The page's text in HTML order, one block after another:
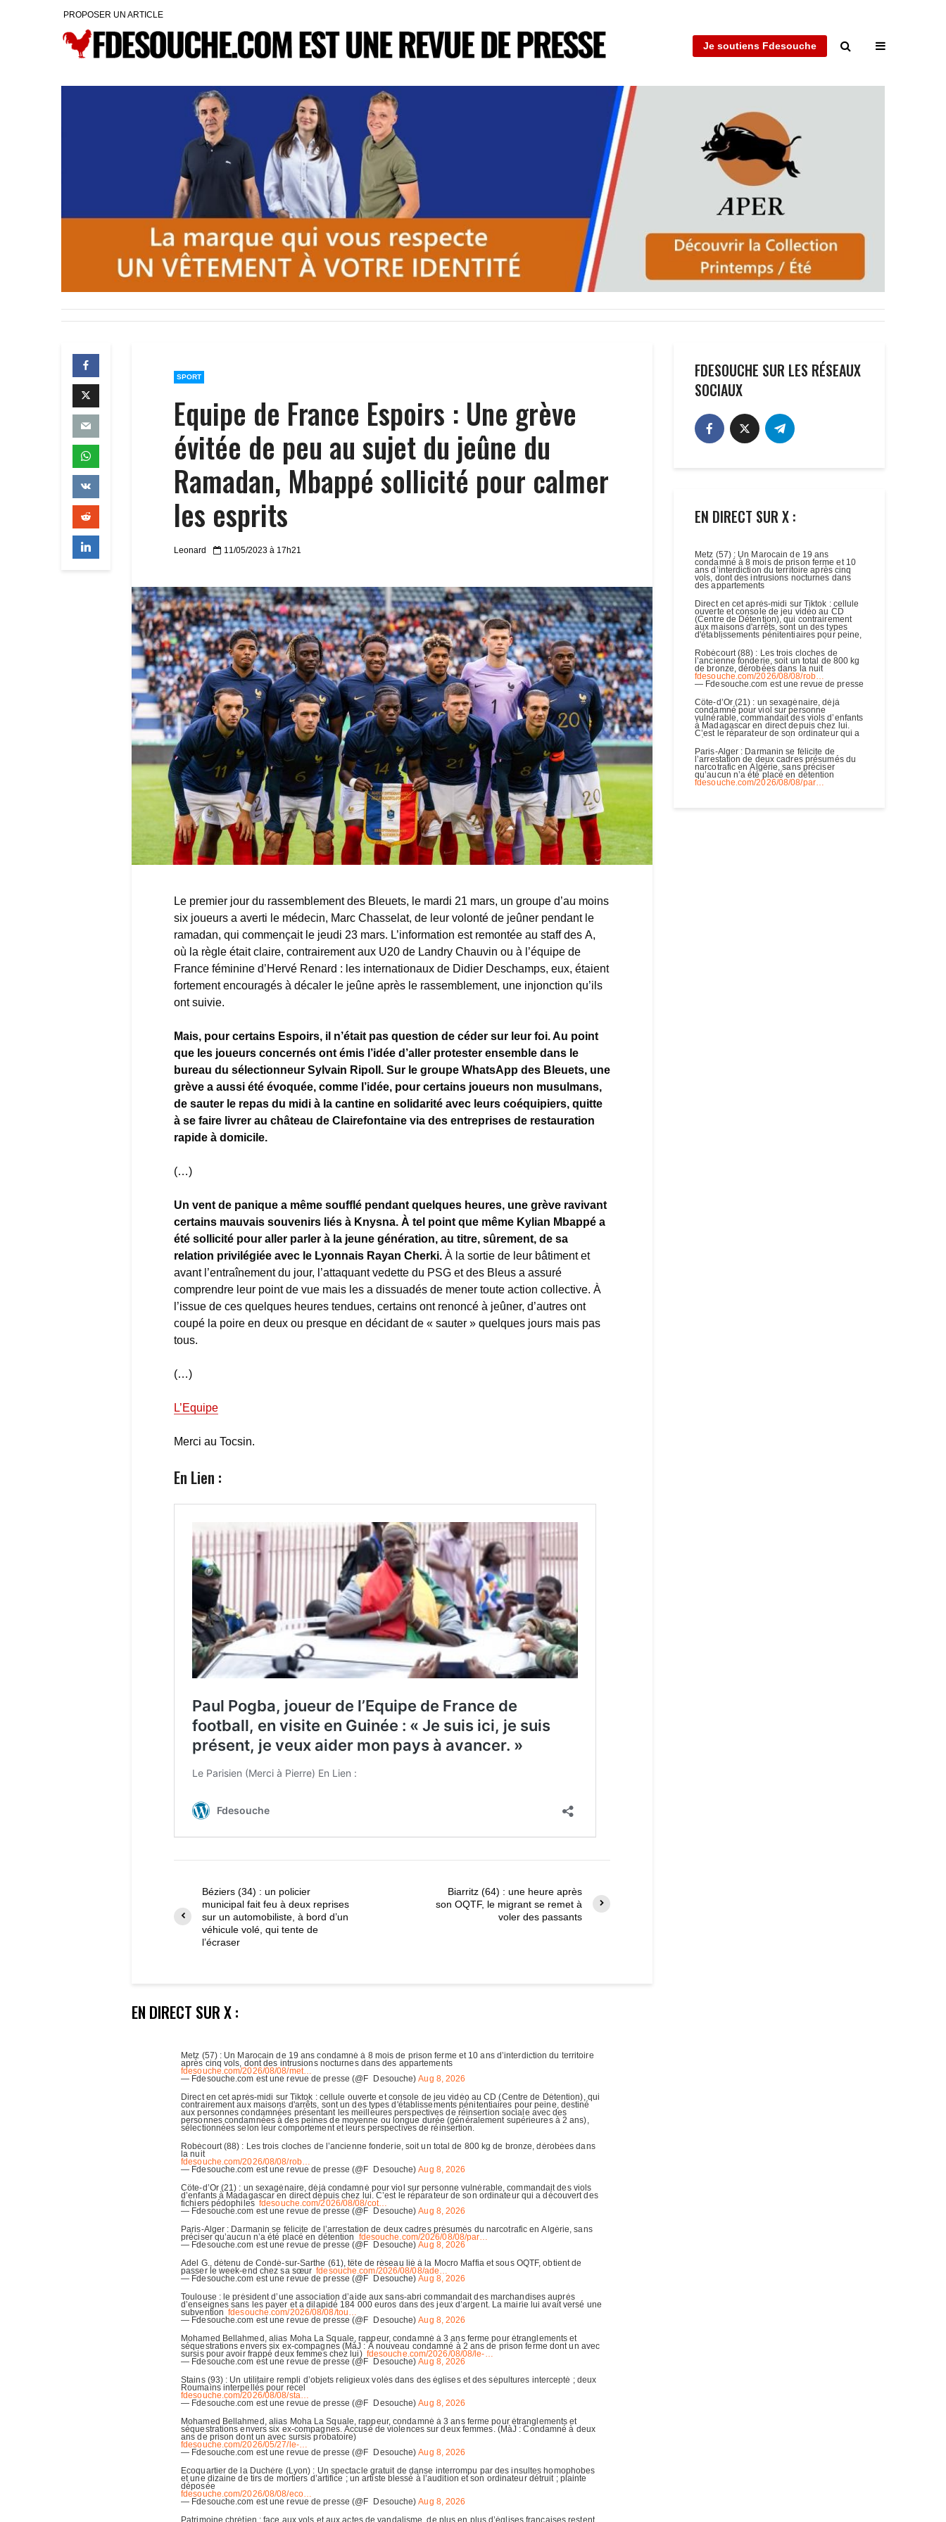
PROPOSER UN ARTICLE
Je soutiens Fdesouche
SPORT
Equipe de France Espoirs : Une grève
évitée de peu au sujet du jeûne du
Ramadan, Mbappé sollicité pour calmer
les esprits
Leonard 11/05/2023 à 17h21
Le premier jour du rassemblement des Bleuets, le mardi 21 mars, un groupe d’au moins
six joueurs a averti le médecin, Marc Chasselat, de leur volonté de jeûner pendant le
ramadan, qui commençait le jeudi 23 mars. L’information est remontée au staff des A,
où la règle était claire, contrairement aux U20 de Landry Chauvin ou à l’équipe de
France féminine d’Hervé Renard : les internationaux de Didier Deschamps, eux, étaient
fortement encouragés à décaler le jeûne après le rassemblement, une injonction qu’ils
ont suivie.
Mais, pour certains Espoirs, il n’était pas question de céder sur leur foi. Au point
que les joueurs concernés ont émis l’idée d’aller protester ensemble dans le
bureau du sélectionneur Sylvain Ripoll. Sur le groupe WhatsApp des Bleuets, une
grève a aussi été évoquée, comme l’idée, pour certains joueurs non musulmans,
de sauter le repas du midi à la cantine en solidarité avec leurs coéquipiers, quitte
à se faire livrer au château de Clairefontaine via des entreprises de restauration
rapide à domicile.
(…)
Un vent de panique a même soufflé pendant quelques heures, une grève ravivant
certains mauvais souvenirs liés à Knysna. À tel point que même Kylian Mbappé a
été sollicité pour aller parler à la jeune génération, au titre, sûrement, de sa
relation privilégiée avec le Lyonnais Rayan Cherki. À la sortie de leur bâtiment et
avant l’entraînement du jour, l’attaquant vedette du PSG et des Bleus a assuré
comprendre leur point de vue mais les a dissuadés de mener toute action collective. À
l’issue de ces quelques heures tendues, certains ont renoncé à jeûner, d’autres ont
coupé la poire en deux ou presque en décidant de « sauter » quelques jours mais pas
tous.
(…)
L’Equipe
Merci au Tocsin.
En Lien :
Béziers (34) : un policier
municipal fait feu à deux reprises
sur un automobiliste, à bord d’un
véhicule volé, qui tente de
l’écraser
Biarritz (64) : une heure après
son OQTF, le migrant se remet à
voler des passants
EN DIRECT SUR X :
FDESOUCHE SUR LES RÉSEAUX
SOCIAUX
EN DIRECT SUR X :